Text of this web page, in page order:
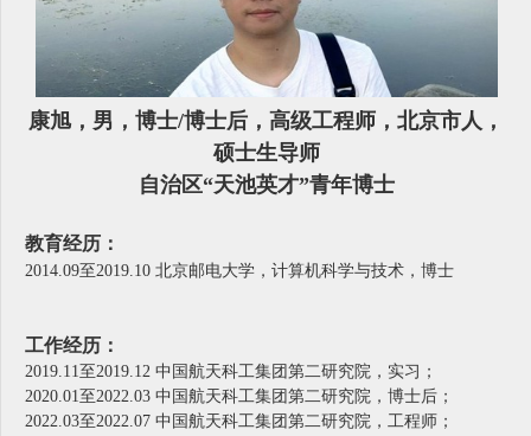
康旭，男，博士/博士后，高级工程师，北京市人，
硕士生导师
自治区“天池英才”青年博士
教育经历：
2014.09至2019.10 北京邮电大学，计算机科学与技术，博士
工作经历：
2019.11至2019.12 中国航天科工集团第二研究院，实习；
2020.01至2022.03 中国航天科工集团第二研究院，博士后；
2022.03至2022.07 中国航天科工集团第二研究院，工程师；